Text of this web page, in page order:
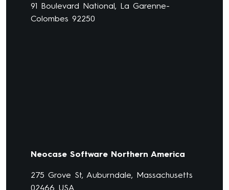
91 Boulevard National, La Garenne-
Colombes 92250
Neocase Software Northern America
275 Grove St, Auburndale, Massachusetts
02466 USA